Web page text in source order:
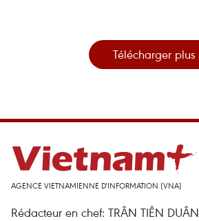
Télécharger plus
AGENCE VIETNAMIENNE D'INFORMATION (VNA)
Rédacteur en chef: TRÂN TIÊN DUÂN